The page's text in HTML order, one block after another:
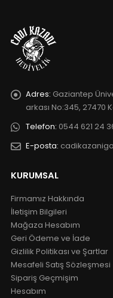
Adres: Gaziantep
arkası No:345,
Telefon: 0544 621 24
E-posta:
KURUMSAL
Firmamız Hakkında
İletişim Bilgileri
Mağaza Hesabım
Geri Ödeme ve İade
Gizlilik Politikası ve Şartlar
Mesafeli Satış Sözleşmesi
Sipariş Geçmişim
Hesabım